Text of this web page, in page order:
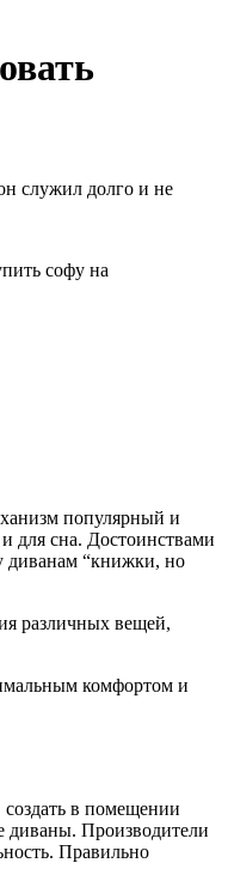
служил долго и не
софу на
популярный и
для сна. Достоинствами
диванам “книжки, но
различных вещей,
комфортом и
в помещении
диваны. Производители
Правильно